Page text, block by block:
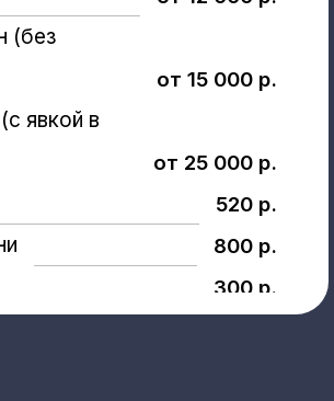
(без
от 15 000 р.
явкой в
от 25 000 р.
520 р.
800 р.
300 р.